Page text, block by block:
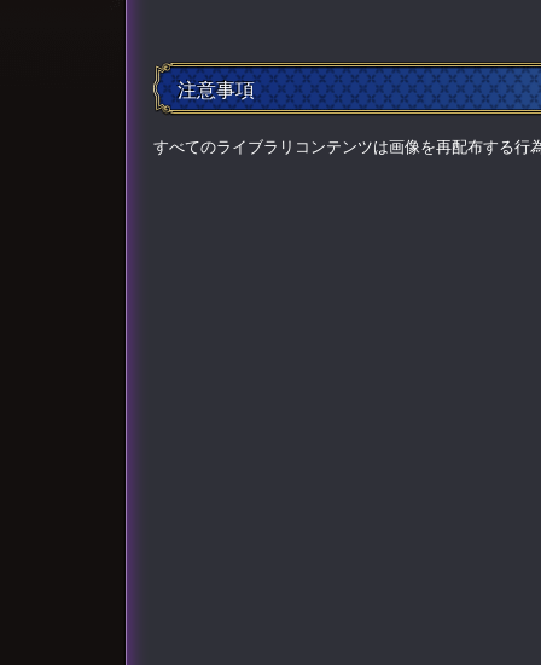
注意事項
すべてのライブラリコンテンツは画像を再配布する行